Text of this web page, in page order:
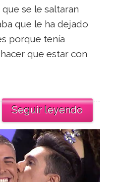
se le saltaran
que le ha dejado
porque tenía
que estar con
Seguir leyendo